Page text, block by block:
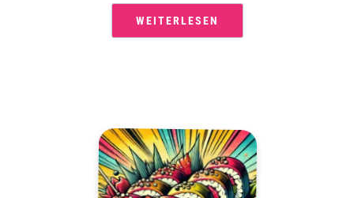
WEITERLESEN